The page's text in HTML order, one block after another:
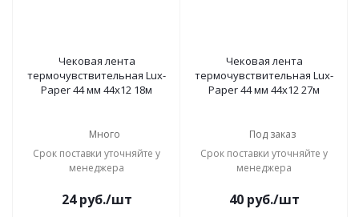
Чековая лента
термочувствительная Lux-
Paper 44 мм 44х12 18м
Много
Срок поставки уточняйте у
менеджера
24руб./шт
Чековая лента
термочувствительная Lux-
Paper 44 мм 44х12 27м
Под заказ
Срок поставки уточняйте у
менеджера
40руб./шт